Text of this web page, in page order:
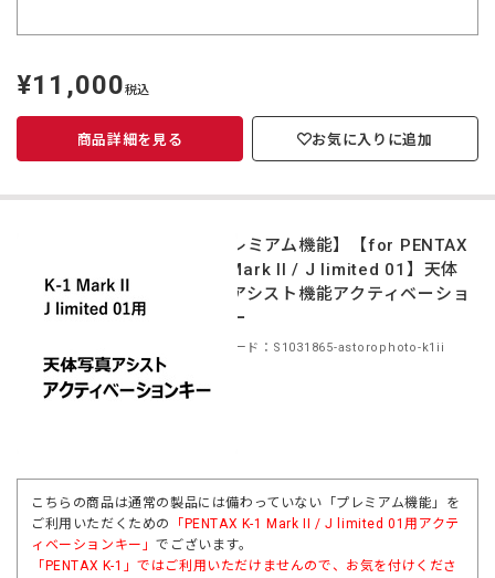
定
価
¥11,000税込
商品詳細を見る お気に入りに追加
【プレミアム機能】【for PENTAX
K-1 Mark II / J limited 01】天体
写真アシスト機能アクティベーショ
ンキー
商品コード：S1031865-astorophoto-k1ii
こちらの商品は通常の製品には備わっていない「プレミアム機能」を
ご利用いただくための
「 PENTAX K-1 Mark II / J limited 01用アクテ
ィベーションキー」でございます。
「 PENTAX K-1」ではご利用いただけませんので、お気を付けくださ